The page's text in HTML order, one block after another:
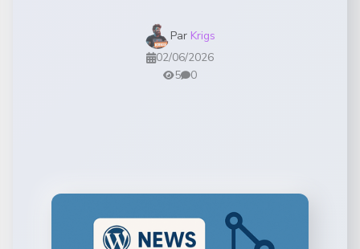
Par Krigs
02/06/2026
5
0